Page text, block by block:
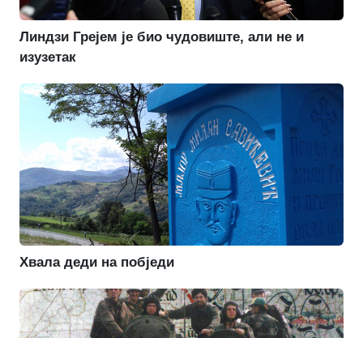
Линдзи Грејем је био чудовиште, али не и
изузетак
Хвала деди на побједи